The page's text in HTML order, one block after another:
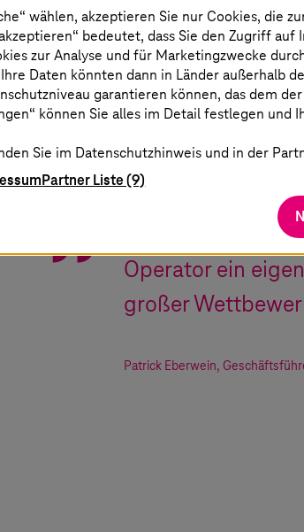
Charge sein
Die Tatsache,
Operator ein
großer
Patrick Eberwein,
wählen, akzeptieren Sie nur Cookies, die
bedeutet, dass Sie den Zugriff
zur Analyse und für Marketingzwecke
Daten könnten dann in Länder außerhalb
garantieren können, das dem
können Sie alles im Detail festlegen und
Sie im Datenschutzhinweis und in der
Partner Liste (9)